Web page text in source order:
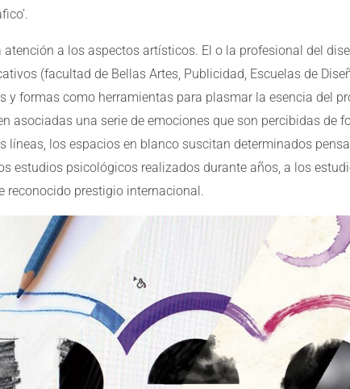
atención a los aspectos artísticos. El o la profesional del
(facultad de Bellas Artes, Publicidad, Escuelas de
y formas como herramientas para plasmar la esencia del
asociadas una serie de emociones que son percibidas de
líneas, los espacios en blanco suscitan determinados
estudios psicológicos realizados durante años, a los
reconocido prestigio internacional.